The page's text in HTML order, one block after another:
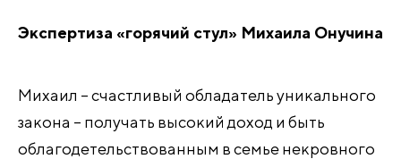
Экспертиза «горячий стул» Михаила Онучина
Михаил – счастливый обладатель уникального
закона – получать высокий доход и быть
облагодетельствованным в семье некровного